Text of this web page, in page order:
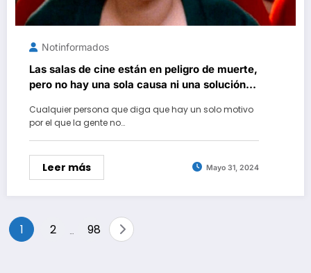
Notinformados
Las salas de cine están en peligro de muerte,
pero no hay una sola causa ni una solución
cantamañanas
Cualquier persona que diga que hay un solo motivo
por el que la gente no…
Leer más Mayo 31, 2024
Paginación
1 2 98